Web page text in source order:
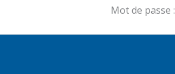
Mot de passe :